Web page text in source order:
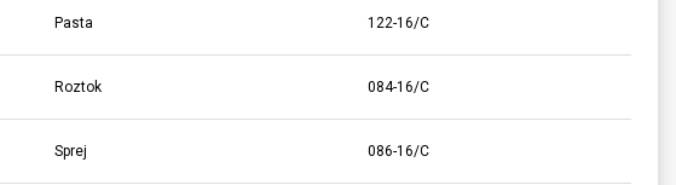
Pasta 122-16/C
Roztok 084-16/C
Sprej 086-16/C